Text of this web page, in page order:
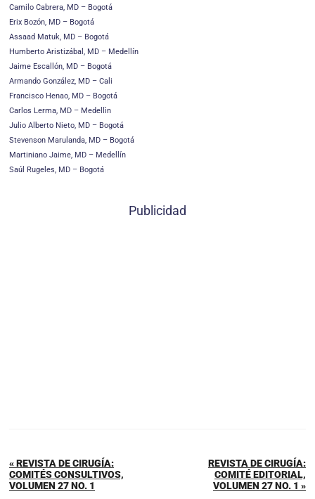
Camilo Cabrera, MD – Bogotá
Erix Bozón, MD – Bogotá
Assaad Matuk, MD – Bogotá
Humberto Aristizábal, MD – Medellín
Jaime Escallón, MD – Bogotá
Armando González, MD – Cali
Francisco Henao, MD – Bogotá
Carlos Lerma, MD – Medellìn
Julio Alberto Nieto, MD – Bogotá
Stevenson Marulanda, MD – Bogotá
Martiniano Jaime, MD – Medellín
Saúl Rugeles, MD – Bogotá
Publicidad
« REVISTA DE CIRUGÍA:
COMITÉS CONSULTIVOS,
VOLUMEN 27 NO. 1
REVISTA DE CIRUGÍA:
COMITÉ EDITORIAL,
VOLUMEN 27 NO. 1 »